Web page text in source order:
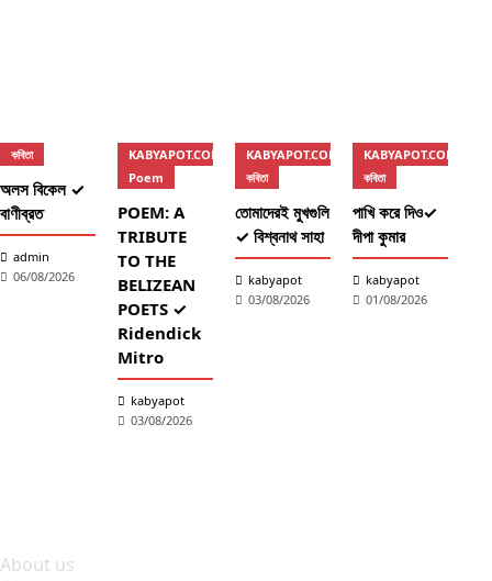
কবিতা
অলস বিকেল ✓
বাণীব্রত
admin
06/08/2026
KABYAPOT.COM
Poem
POEM: A
TRIBUTE
TO THE
BELIZEAN
POETS ✓
Ridendick
Mitro
kabyapot
03/08/2026
KABYAPOT.COM
কবিতা
তোমাদেরই মুখগুলি
✓ বিশ্বনাথ সাহা
kabyapot
03/08/2026
KABYAPOT.COM
কবিতা
পাখি করে দিও✓
দীপা কুমার
kabyapot
01/08/2026
About us